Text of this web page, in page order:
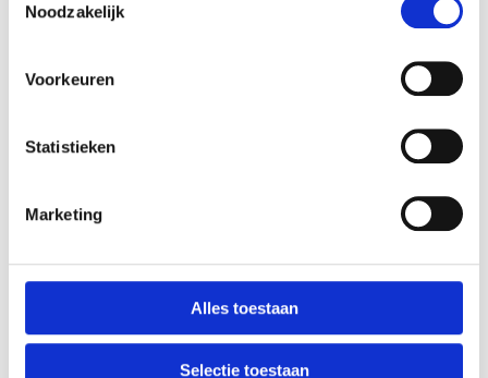
Noodzakelijk
Voorkeuren
Statistieken
Marketing
Alles toestaan
Selectie toestaan
tomaten
2 zoete puntpaprika’s
in reepjes gesneden
1 gele ui
1 bosje
1 glas witte wijn
tomatenpuree
Olijfolie